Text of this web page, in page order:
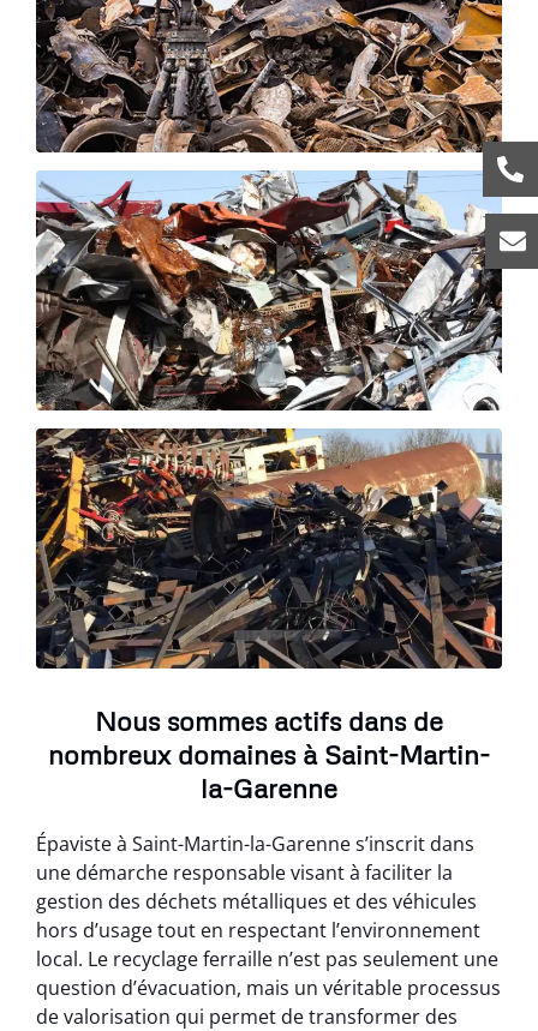
Nous sommes actifs dans de
nombreux domaines à Saint-Martin-
la-Garenne
Épaviste à Saint-Martin-la-Garenne s’inscrit dans
une démarche responsable visant à faciliter la
gestion des déchets métalliques et des véhicules
hors d’usage tout en respectant l’environnement
local. Le recyclage ferraille n’est pas seulement une
question d’évacuation, mais un véritable processus
de valorisation qui permet de transformer des